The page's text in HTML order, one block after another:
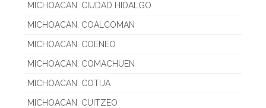
MICHOACAN. CIUDAD HIDALGO
MICHOACAN. COALCOMAN
MICHOACAN. COENEO
MICHOACAN. COMACHUEN
MICHOACAN. COTIJA
MICHOACAN. CUITZEO